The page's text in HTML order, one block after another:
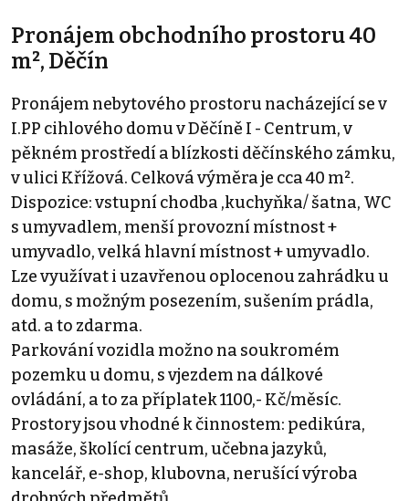
Pronájem obchodního prostoru 40
m², Děčín
Pronájem nebytového prostoru nacházející se v
I.PP cihlového domu v Děčíně I - Centrum, v
pěkném prostředí a blízkosti děčínského zámku,
v ulici Křížová. Celková výměra je cca 40 m².
Dispozice: vstupní chodba ,kuchyňka/ šatna, WC
s umyvadlem, menší provozní místnost +
umyvadlo, velká hlavní místnost + umyvadlo.
Lze využívat i uzavřenou oplocenou zahrádku u
domu, s možným posezením, sušením prádla,
atd. a to zdarma.
Parkování vozidla možno na soukromém
pozemku u domu, s vjezdem na dálkové
ovládání, a to za příplatek 1100,- Kč/měsíc.
Prostory jsou vhodné k činnostem: pedikúra,
masáže, školící centrum, učebna jazyků,
kancelář, e-shop, klubovna, nerušící výroba